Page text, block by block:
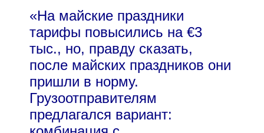
«На майские праздники
тарифы повысились на €3
тыс., но, правду сказать,
после майских праздников они
пришли в норму.
Грузоотправителям
предлагался вариант: